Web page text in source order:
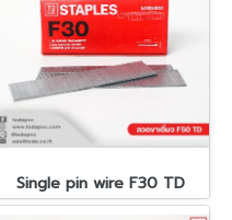
Single pin wire F30 TD